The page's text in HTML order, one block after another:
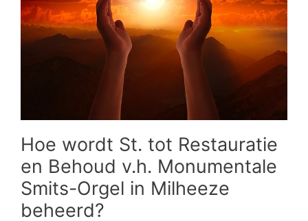
Hoe wordt St. tot Restauratie
en Behoud v.h. Monumentale
Smits-Orgel in Milheeze
beheerd?